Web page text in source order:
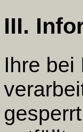
III.
Ihre bei